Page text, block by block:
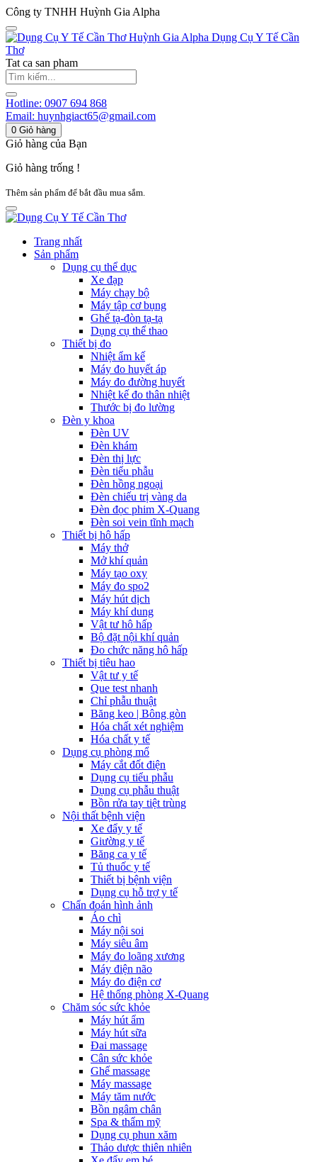
Công ty TNHH Huỳnh Gia Alpha
Huỳnh Gia Alpha Dụng Cụ Y Tế Cần
Thơ
Tat ca san pham
Hotline: 0907 694 868
Email: huynhgiact65@gmail.com
0 Giỏ hàng
Giỏ hàng của Bạn
Giỏ hàng trống !
Thêm sản phẩm để bắt đầu mua sắm.
Trang nhất
Sản phẩm
Dụng cụ thể dục
Xe đạp
Máy chạy bộ
Máy tập cơ bụng
Ghế tạ-đòn tạ-tạ
Dụng cụ thể thao
Thiết bị đo
Nhiệt ẩm kế
Máy đo huyết áp
Máy đo đường huyết
Nhiệt kế đo thân nhiệt
Thước bị đo lường
Đèn y khoa
Đèn UV
Đèn khám
Đèn thị lực
Đèn tiểu phẫu
Đèn hồng ngoại
Đèn chiếu trị vàng da
Đèn đọc phim X-Quang
Đèn soi vein tĩnh mạch
Thiết bị hô hấp
Máy thở
Mở khí quản
Máy tạo oxy
Máy đo spo2
Máy hút dịch
Máy khí dung
Vật tư hô hấp
Bộ đặt nội khí quản
Đo chức năng hô hấp
Thiết bị tiêu hao
Vật tư y tế
Que test nhanh
Chỉ phẫu thuật
Băng keo | Bông gòn
Hóa chất xét nghiệm
Hóa chất y tế
Dụng cụ phòng mổ
Máy cắt đốt điện
Dụng cụ tiểu phẫu
Dụng cụ phẫu thuật
Bồn rửa tay tiệt trùng
Nội thất bệnh viện
Xe đẩy y tế
Giường y tế
Băng ca y tế
Tủ thuốc y tế
Thiết bị bệnh viện
Dụng cụ hỗ trợ y tế
Chẩn đoán hình ảnh
Áo chì
Máy nội soi
Máy siêu âm
Máy đo loãng xương
Máy điện não
Máy đo điện cơ
Hệ thống phòng X-Quang
Chăm sóc sức khỏe
Máy hút ẩm
Máy hút sữa
Đai massage
Cân sức khỏe
Ghế massage
Máy massage
Máy tăm nước
Bồn ngâm chân
Spa & thẩm mỹ
Dụng cụ phun xăm
Thảo dược thiên nhiên